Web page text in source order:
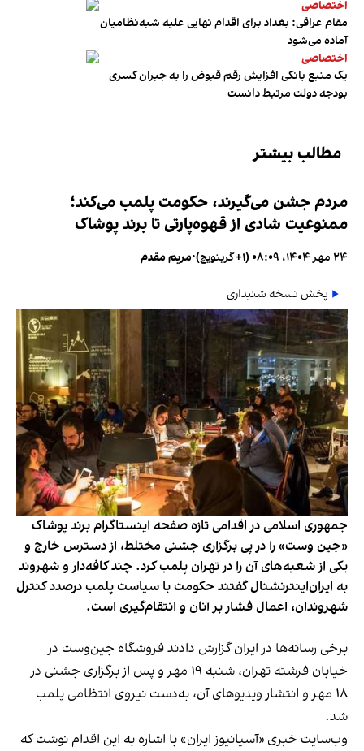
اختصاصی
مقام عراقی: بغداد برای اقدام نهایی علیه شبه‌نظامیان
آماده می‌شود
اختصاصی
یک منبع بانکی افزایش رقم قبوض را به جبران کسری
بودجه دولت مرتبط دانست
مطالب بیشتر
مردم جشن می‌گیرند، حکومت پلمب می‌کند؛
ممنوعیت شادی از قهوه‌پارتی تا برند پوشاک
۲۴ مهر ۱۴۰۴، ۰۸:۰۹ (‎+۱ گرینویچ) •مریم مقدم
پخش نسخه شنیداری
جمهوری اسلامی در اقدامی تازه صفحه اینستاگرام برند پوشاک
«جین وست» را در پی برگزاری جشنی مختلط، از دسترس خارج و
یکی از شعبه‌های آن را در تهران پلمب کرد. چند کافه‌‌دار و شهروند
به ایران‌اینترنشنال گفتند حکومت با سیاست پلمب درصدد کنترل
شهروندان، اعمال فشار بر آنان و انتقام‌گیری است.
برخی رسانه‌ها در ایران گزارش دادند فروشگاه جین‌وست در
خیابان فرشته تهران، شنبه ۱۹ مهر و پس از برگزاری جشنی در
۱۸ مهر و انتشار ویدیوهای آن، به‌دست نیروی انتظامی پلمب
شد.
وب‌سایت خبری «آسیانیوز ایران» با اشاره به این اقدام نوشت که